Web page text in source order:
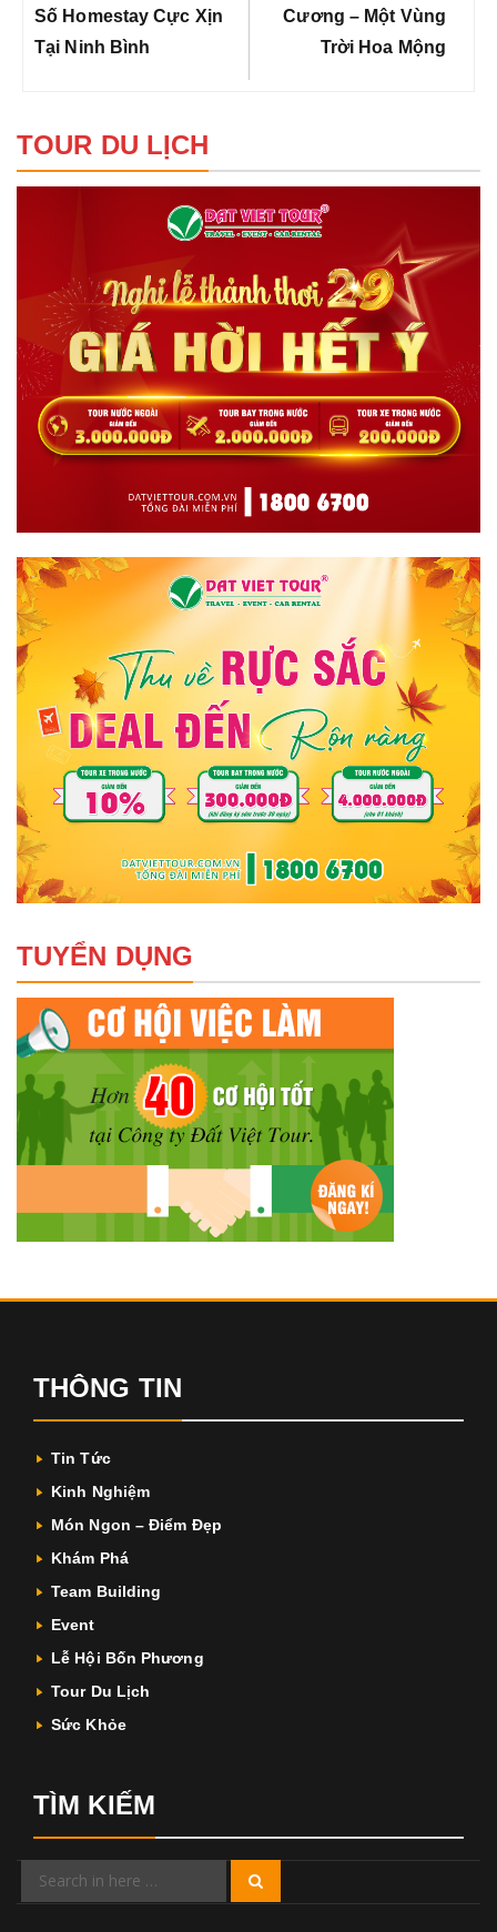
viết
Post:
Số Homestay Cực Xịn
Tại Ninh Bình
Post:
Cương – Một Vùng
Trời Hoa Mộng
TOUR DU LỊCH
TUYỂN DỤNG
THÔNG TIN
Tin Tức
Kinh Nghiệm
Món Ngon – Điểm Đẹp
Khám Phá
Team Building
Event
Lễ Hội Bốn Phương
Tour Du Lịch
Sức Khỏe
TÌM KIẾM
Search